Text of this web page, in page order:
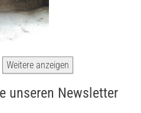
Weitere anzeigen
unseren Newsletter